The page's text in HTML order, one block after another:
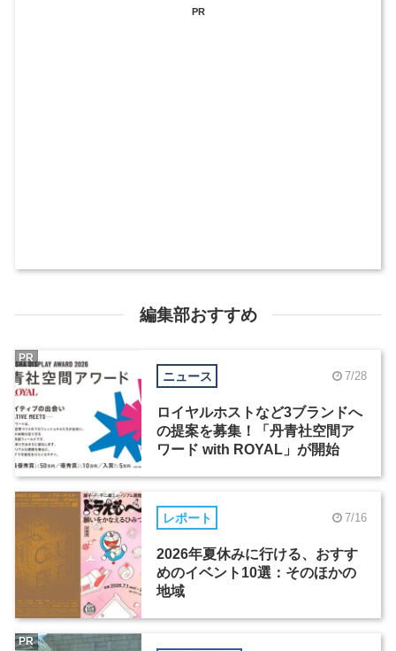
PR
編集部おすすめ
ニュース 7/28
ロイヤルホストなど3ブランドへ
の提案を募集！「丹青社空間ア
ワード with ROYAL」が開始
PR
レポート 7/16
2026年夏休みに行ける、おすす
めのイベント10選：そのほかの
地域
PR